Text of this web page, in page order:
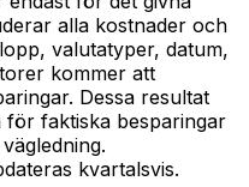
alla kostnader och
valutatyper, datum,
kommer att
Dessa resultat
för faktiska besparingar
kvartalsvis.